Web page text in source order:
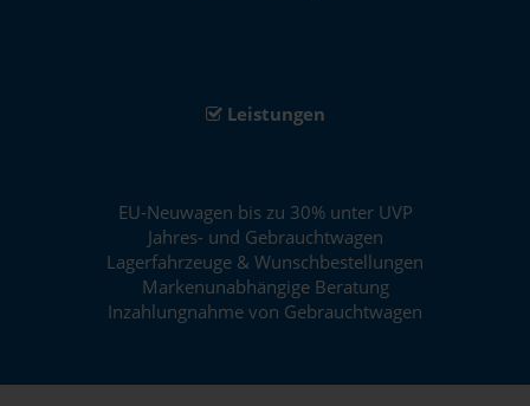
Leistungen
EU-Neuwagen bis zu 30% unter UVP
Jahres- und Gebrauchtwagen
Lagerfahrzeuge & Wunschbestellungen
Markenunabhängige Beratung
Inzahlungnahme von Gebrauchtwagen